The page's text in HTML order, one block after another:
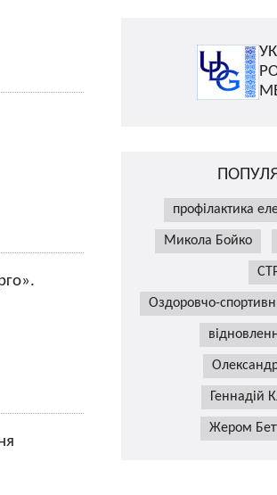
профілактика
Микола Бойко
Оздоровчо-
Жером